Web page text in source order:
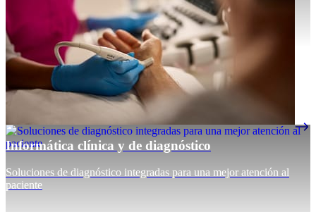
Informática clínica y de diagnóstico
Soluciones de diagnóstico integradas para una mejor atención al
paciente